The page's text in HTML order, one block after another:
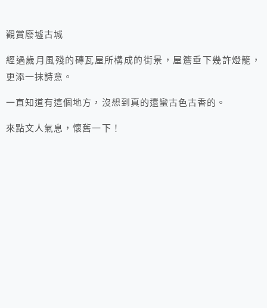
觀賞廢墟古城
經過歲月風殘的磚瓦屋所構成的街景，屋簷垂下幾許燈籠，
更添一抹詩意。
一直知道有這個地方，沒想到真的還蠻古色古香的。
來點文人氣息，懷舊一下！